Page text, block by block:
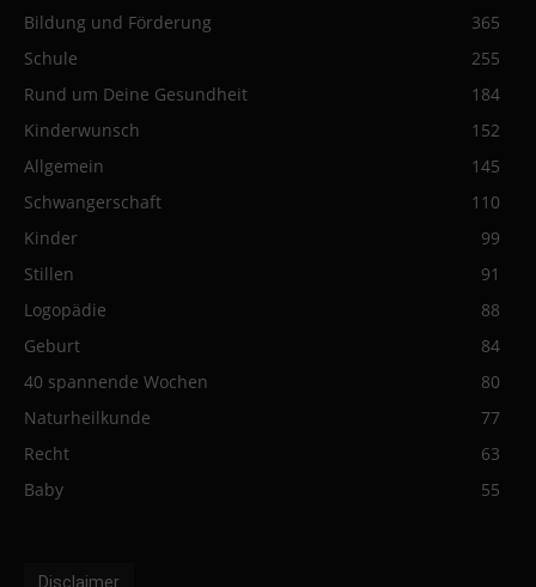
Bildung und Förderung
365
Schule
255
Rund um Deine Gesundheit
184
Kinderwunsch
152
Allgemein
145
Schwangerschaft
110
Kinder
99
Stillen
91
Logopädie
88
Geburt
84
40 spannende Wochen
80
Naturheilkunde
77
Recht
63
Baby
55
Disclaimer